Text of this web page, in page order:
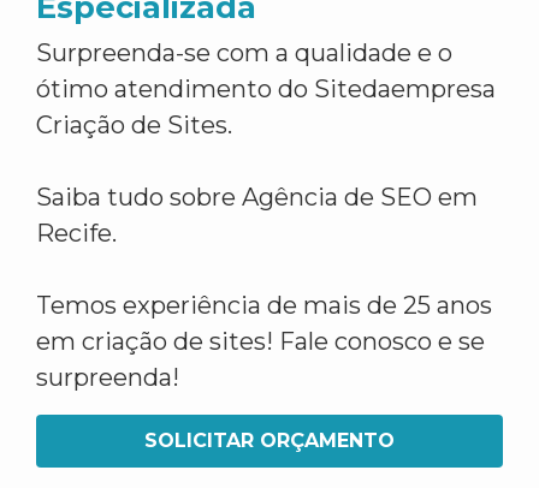
Surpreenda-se com a qualidade e o
ótimo atendimento do Sitedaempresa
Criação de Sites.
Saiba tudo sobre Agência de SEO em
Recife.
Temos experiência de mais de 25 anos
em criação de sites! Fale conosco e se
surpreenda!
SOLICITAR ORÇAMENTO